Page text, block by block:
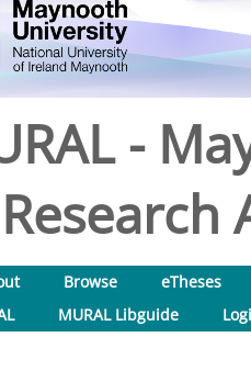
-
Research
Browse
eTheses
MURAL Libguide